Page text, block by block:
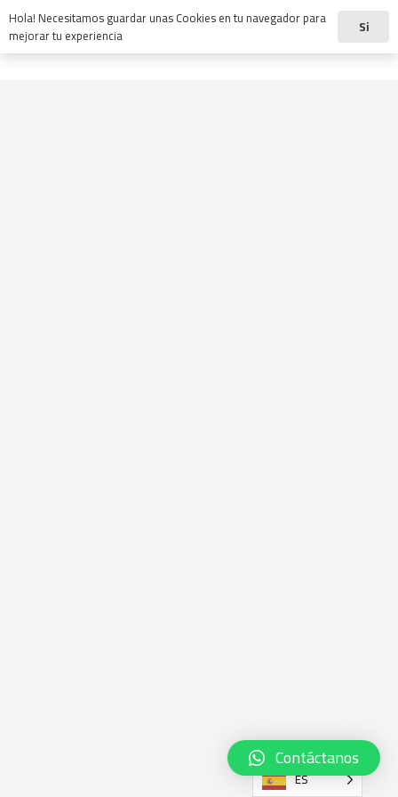
Contáctanos
Hola! Necesitamos guardar unas Cookies en tu navegador para
mejorar tu experiencia
Si
ES